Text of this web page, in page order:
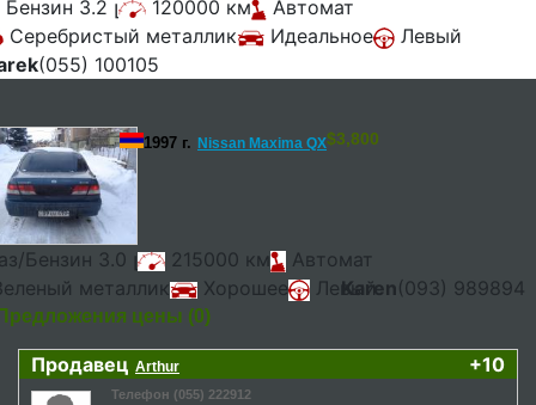
Бензин 3.2 լ 120000 км
Автомат
Серебристый металлик
Идеальное
Левый
(055) 100105
1997 г. Nissan Maxima QX$3,800
Бензин 3.0 լ 215000 км
Автомат
металлик
Хорошее Левый
Karen(093) 989894
цены (0)
Продавец Arthur +10
Телефон (055) 222912